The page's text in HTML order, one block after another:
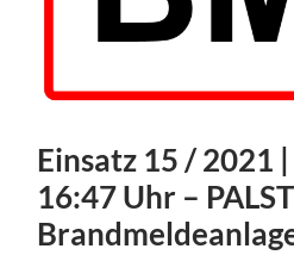
Einsatz 15 / 2021
16:47 Uhr –